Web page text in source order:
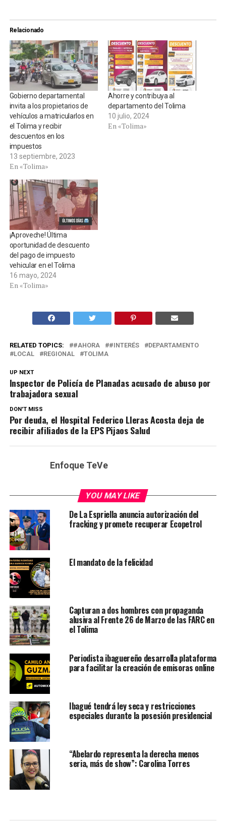
Relacionado
Gobierno departamental
invita a los propietarios de
vehículos a matricularlos en
el Tolima y recibir
descuentos en los
impuestos
13 septiembre, 2023
En «Tolima»
Ahorre y contribuya al
departamento del Tolima
10 julio, 2024
En «Tolima»
¡Aproveche! Última
oportunidad de descuento
del pago de impuesto
vehicular en el Tolima
16 mayo, 2024
En «Tolima»
RELATED TOPICS: #AHORA #INTERÉS
DEPARTAMENTO
LOCAL
REGIONAL TOLIMA
UP NEXT
Inspector de Policía de Planadas acusado de abuso por
trabajadora sexual
DON'T MISS
Por deuda, el Hospital Federico Lleras Acosta deja de
recibir afiliados de la EPS Pijaos Salud
Enfoque TeVe
YOU MAY LIKE
De La Espriella anuncia autorización del
fracking y promete recuperar Ecopetrol
El mandato de la felicidad
Capturan a dos hombres con propaganda
alusiva al Frente 26 de Marzo de las FARC en
el Tolima
Periodista ibaguereño desarrolla plataforma
para facilitar la creación de emisoras online
Ibagué tendrá ley seca y restricciones
especiales durante la posesión presidencial
“Abelardo representa la derecha menos
seria, más de show”: Carolina Torres